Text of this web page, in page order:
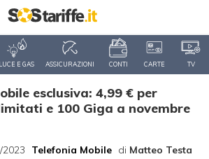
LUCE E GAS ASSICURAZIONI CONTI CARTE TV
esclusiva: 4,99 € per
e 100 Giga a novembre
Telefonia Mobile di Matteo Testa